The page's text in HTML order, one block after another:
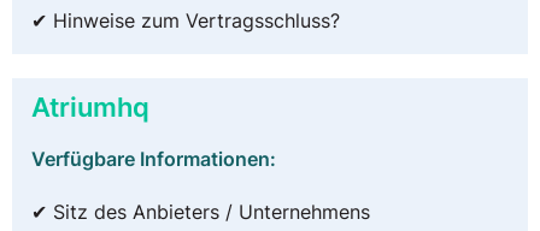
✔ Hinweise zum Vertragsschluss?
Atriumhq
Verfügbare Informationen:
✔ Sitz des Anbieters / Unternehmens